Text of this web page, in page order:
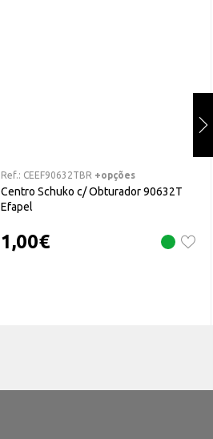
Ref.: CEEF90632TBR +opções
Centro Schuko c/ Obturador 90632T
Efapel
1,00€